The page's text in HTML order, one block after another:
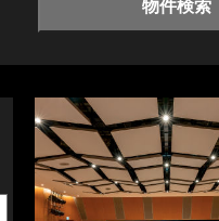
物件検索